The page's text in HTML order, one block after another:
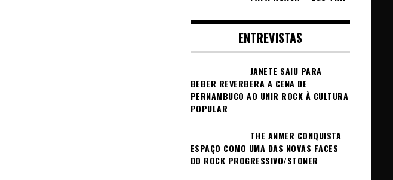
ENTREVISTAS
JANETE SAIU PARA
BEBER REVERBERA A CENA DE
PERNAMBUCO AO UNIR ROCK À CULTURA
POPULAR
THE ANMER CONQUISTA
ESPAÇO COMO UMA DAS NOVAS FACES
DO ROCK PROGRESSIVO/STONER